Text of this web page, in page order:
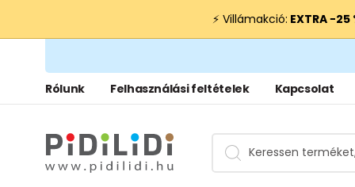
⚡ Villámakció: EXTRA −25
Rólunk Felhasználási feltételek Kapcsolat